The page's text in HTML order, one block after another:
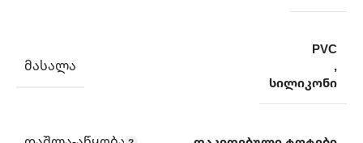
ᲛᲐᲡᲐᲚᲐ
PVC
,
სილიკონი